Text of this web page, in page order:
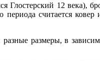
Глостерский 12 века),
считается
размеры, в